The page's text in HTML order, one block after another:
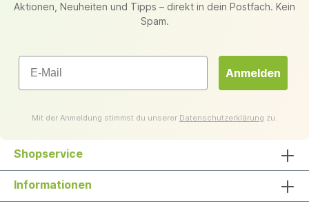
Aktionen, Neuheiten und Tipps – direkt in dein Postfach. Kein
Spam.
Email
Anmelden
Mit der Anmeldung stimmst du unserer Datenschutzerklärung zu.
Shopservice
Informationen